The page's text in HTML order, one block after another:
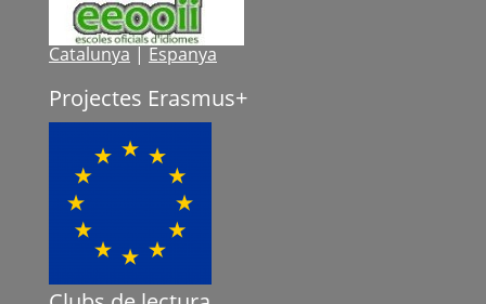
Catalunya|Espanya
Projectes Erasmus+